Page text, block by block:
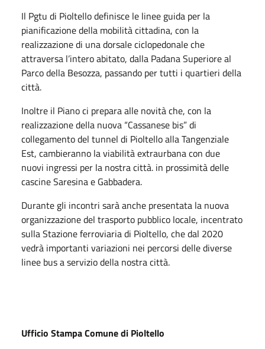
Il Pgtu di Pioltello definisce le linee guida per la
pianificazione della mobilità cittadina, con la
realizzazione di una dorsale ciclopedonale che
attraversa l’intero abitato, dalla Padana Superiore al
Parco della Besozza, passando per tutti i quartieri della
città.
Inoltre il Piano ci prepara alle novità che, con la
realizzazione della nuova “Cassanese bis” di
collegamento del tunnel di Pioltello alla Tangenziale
Est, cambieranno la viabilità extraurbana con due
nuovi ingressi per la nostra città. in prossimità delle
cascine Saresina e Gabbadera.
Durante gli incontri sarà anche presentata la nuova
organizzazione del trasporto pubblico locale, incentrato
sulla Stazione ferroviaria di Pioltello, che dal 2020
vedrà importanti variazioni nei percorsi delle diverse
linee bus a servizio della nostra città.
Ufficio Stampa Comune di Pioltello